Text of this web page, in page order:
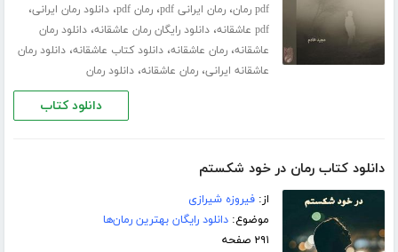
pdf رمان
،رمان ایرانی pdf ،رمان pdf ،دانلود رمان ایرانی،
pdf عاشقانه ،دانلود رایگان رمان عاشقانه،دانلود رمان
عاشقانه،رمان عاشقانه،دانلود کتاب عاشقانه،دانلود رمان
عاشقانه ایرانی،رمان عاشقانه،دانلود رمان
دانلود کتاب
دانلود کتاب رمان در خود شکستم
از:فیروزه شیرازی
موضوع:دانلود رایگان بهترین رمان‌ها
۲۹۱ صفحه